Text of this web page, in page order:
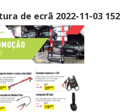
de ecrã 2022-11-03